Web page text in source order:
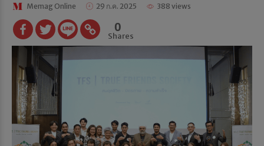
Memag Online 29 ก.ค. 2025 388 views
0
Shares